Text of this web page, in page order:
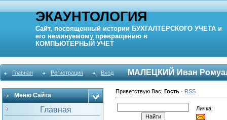
ЭКАУНТОЛОГИЯ
Сайт, посвященный истории БУХГАЛТЕРСКОГО УЧЕТА и
его неминуемому превращению в
КОМПЬЮТЕРНЫЙ УЧЕТ
Главная Регистрация Вход МАЛЕЦКИЙ Иван
Меню Сайта
Главная
Приветствую Вас ,Гость · RSS
Личка: